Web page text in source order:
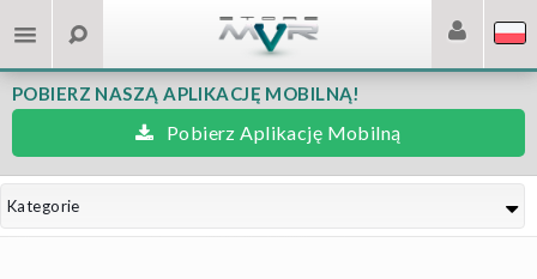
POBIERZ NASZĄ APLIKACJĘ MOBILNĄ!
Pobierz Aplikację Mobilną
Kategorie